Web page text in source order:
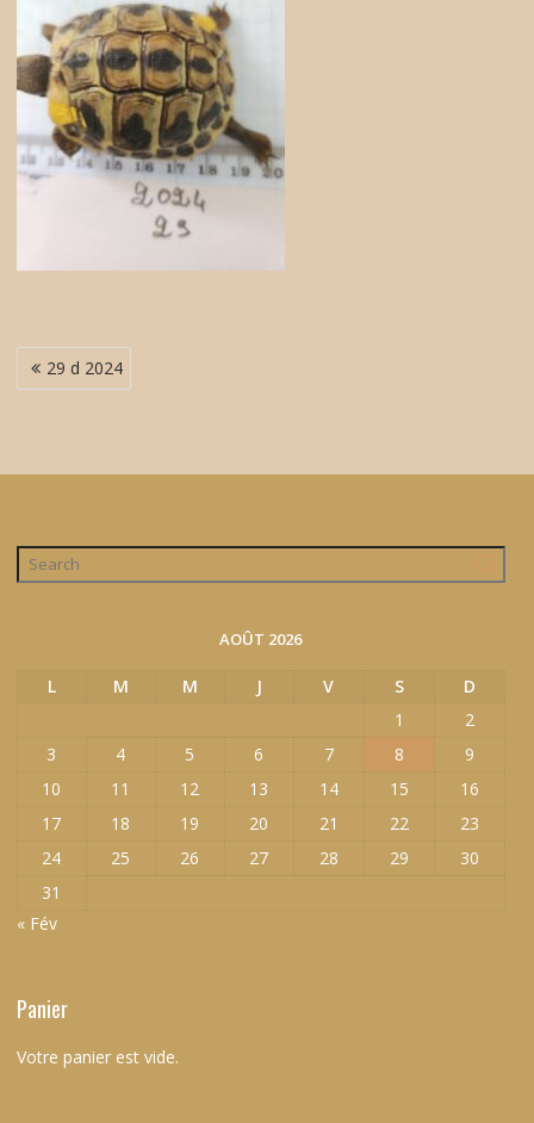
Navigation
de
29 d 2024
AOÛT 2026
L M M J V S
D
1
2
3
4 5 6 7 8
9
10
11 12 13 14 15
16
17
18 19 20 21 22
23
24
25 26 27 28 29
30
31
« Fév
Panier
Votre panier est vide.